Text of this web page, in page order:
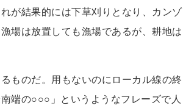
が結果的には下草刈りとなり、カンゾ
場は放置しても漁場であるが、耕地は
ものだ。用もないのにローカル線の終
端の○○○」というようなフレーズで人